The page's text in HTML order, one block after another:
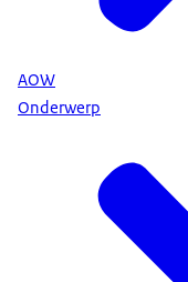
AOW
Onderwerp